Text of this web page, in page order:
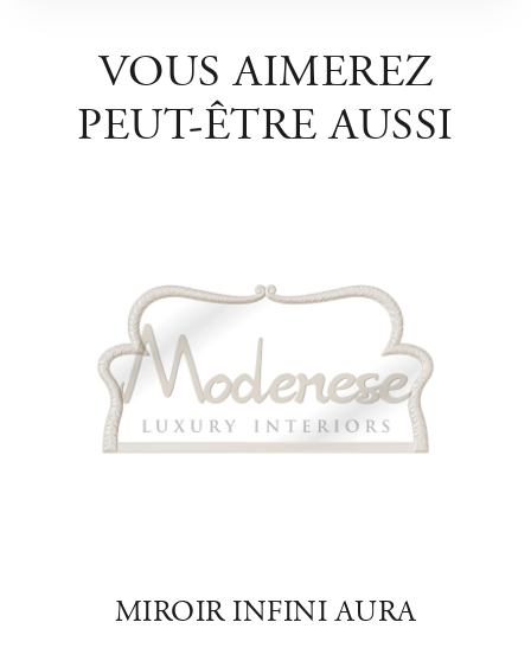
VOUS AIMEREZ
PEUT-ÊTRE AUSSI
MIROIR INFINI AURA